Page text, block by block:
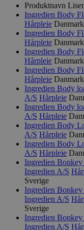
Produktnavn
Ingredien Body
Hårpleie
Ingredien Body
Hårpleie
Ingredien Body
Hårpleie
Ingredien Body
Hårpleie
Ingredien Body
A/S Hårpleie
Ingredien Body
A/S Hårpleie
Ingredien Body
A/S Hårpleie
Ingredien Body
A/S Hårpleie
Ingredien
Ingredien A/S
Sverige
Ingredien
Ingredien A/S
Sverige
Ingredien
Ingredien A/S